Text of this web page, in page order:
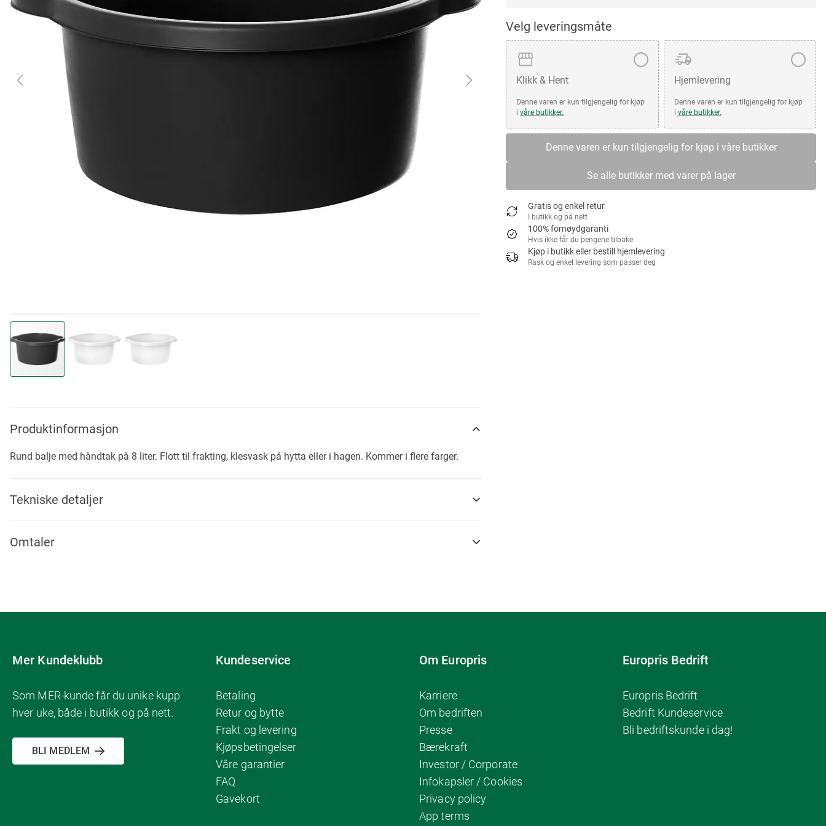
Velg leveringsmåte
Klikk & Hent
Denne varen er kun tilgjengelig for kjøp
ivåre butikker.
Hjemlevering
Denne varen er kun tilgjengelig for kjøp
i våre butikker.
Denne varen er kun tilgjengelig for kjøp i våre butikker
Se alle butikker med varer på lager
Gratis og enkel retur
I butikk og på nett
100% fornøydgaranti
Hvis ikke får du pengene tilbake
Kjøp i butikk eller bestill hjemlevering
Rask og enkel levering som passer deg
the
beginning
the
gallery
Produktinformasjon
Rund balje med håndtak på 8 liter. Flott til frakting, klesvask på hytta eller i hagen. Kommer i flere farger.
Tekniske detaljer
Omtaler
Mer Kundeklubb
Som MER-kunde får du unike kupp
hver uke, både i butikk og på nett.
BLI MEDLEM
Kundeservice
Betaling
Retur og bytte
Frakt og levering
Kjøpsbetingelser
Våre garantier
FAQ
Gavekort
Om Europris
Karriere
Om bedriften
Presse
Bærekraft
Investor / Corporate
Infokapsler / Cookies
Privacy policy
App terms
Europris Bedrift
Europris Bedrift
Bedrift Kundeservice
Bli bedriftskunde i dag!